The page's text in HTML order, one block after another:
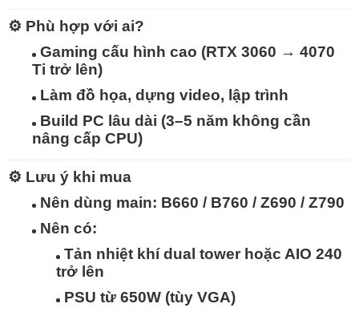
⚙️ Phù hợp với ai?
Gaming cấu hình cao (RTX 3060 → 4070
Ti trở lên)
Làm đồ họa, dựng video, lập trình
Build PC lâu dài (3–5 năm không cần
nâng cấp CPU)
⚙️ Lưu ý khi mua
Nên dùng main: B660 / B760 / Z690 / Z790
Nên có:
Tản nhiệt khí dual tower hoặc AIO 240
trở lên
PSU từ 650W (tùy VGA)